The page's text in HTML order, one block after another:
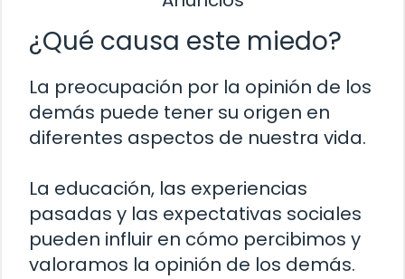
¿Qué causa este miedo?
La preocupación por la opinión de los
demás puede tener su origen en
diferentes aspectos de nuestra vida.
La educación, las experiencias
pasadas y las expectativas sociales
pueden influir en cómo percibimos y
valoramos la opinión de los demás.